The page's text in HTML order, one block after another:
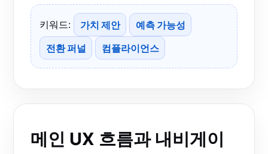
키워드: 가치 제안
예측 가능성
전환 퍼널
컴플라이언스
메인 UX 흐름과 내비게이